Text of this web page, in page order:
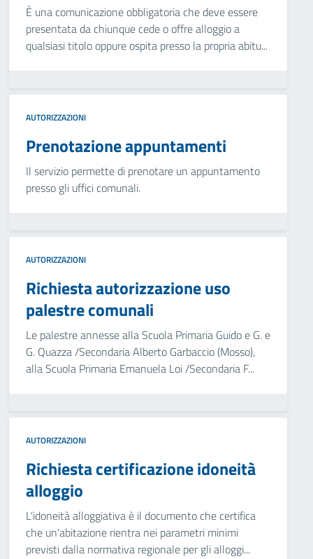
È una comunicazione obbligatoria che deve essere
presentata da chiunque cede o offre alloggio a
qualsiasi titolo oppure ospita presso la propria abitu...
AUTORIZZAZIONI
Prenotazione appuntamenti
Il servizio permette di prenotare un appuntamento
presso gli uffici comunali.
AUTORIZZAZIONI
Richiesta autorizzazione uso
palestre comunali
Le palestre annesse alla Scuola Primaria Guido e G. e
G. Quazza /Secondaria Alberto Garbaccio (Mosso),
alla Scuola Primaria Emanuela Loi /Secondaria F...
AUTORIZZAZIONI
Richiesta certificazione idoneità
alloggio
L'idoneità alloggiativa è il documento che certifica
che un'abitazione rientra nei parametri minimi
previsti dalla normativa regionale per gli alloggi...